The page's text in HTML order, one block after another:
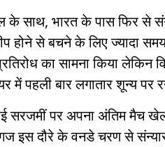
साथ, भारत के पास फिर से
होने से बचने के लिए ज्यादा
का सामना किया लेकिन
में पहली बार लगातार शून्य पर
सरजमीं पर अपना अंतिम मैच
इस दौरे के वनडे चरण से